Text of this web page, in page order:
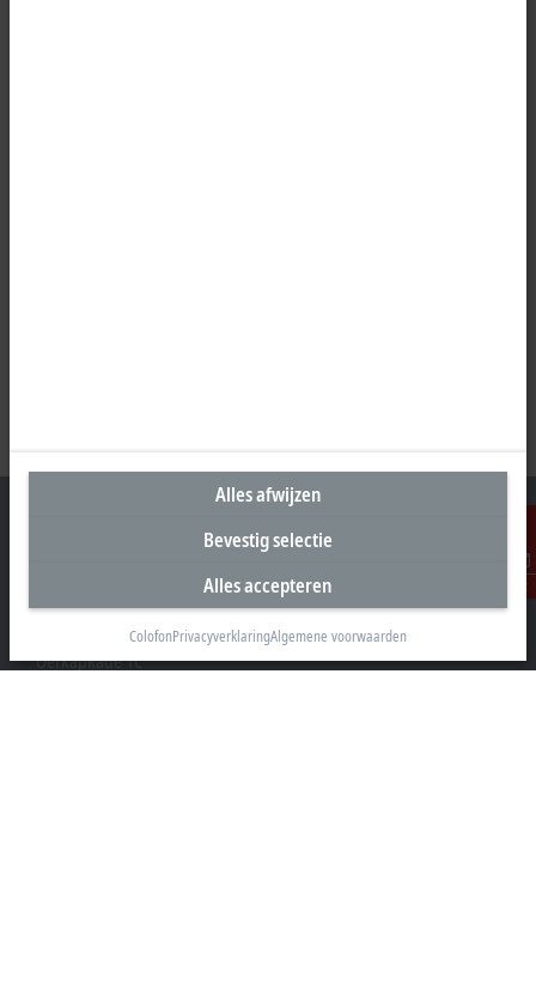
Contact
Hoofdkantoor Nederland
Beckhoff Automation B.V.
Oerkapkade 1C
Alles afwijzen
Bevestig selectie
Alles accepteren
ColofonPrivacyverklaringAlgemene voorwaarden